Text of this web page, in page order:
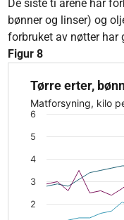
De siste ti årene har
bønner og linser) og
forbruket av nøtter har
Figur 8
Tørre erter, bønner,
Line chart with 3 lines.
The chart has 1 X
Tørre erter,
Matforsyning, kilo
2
3
4
5
6